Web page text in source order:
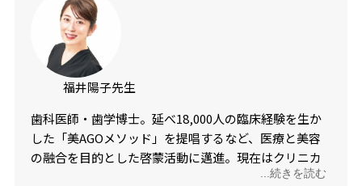
福井陽子先生
歯科医師・歯学博士。延べ18,000人の臨床経験を生か
した「美AGOメソッド」を提唱するなど、医療と美容
の融合を目的とした啓蒙活動に邁進。現在はクリニカ
ルサロンも開設し、有名人の診療も多く担当する。
...続きを読む